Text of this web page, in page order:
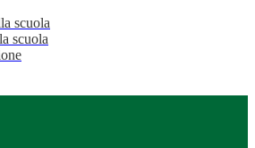
scuola
scuola